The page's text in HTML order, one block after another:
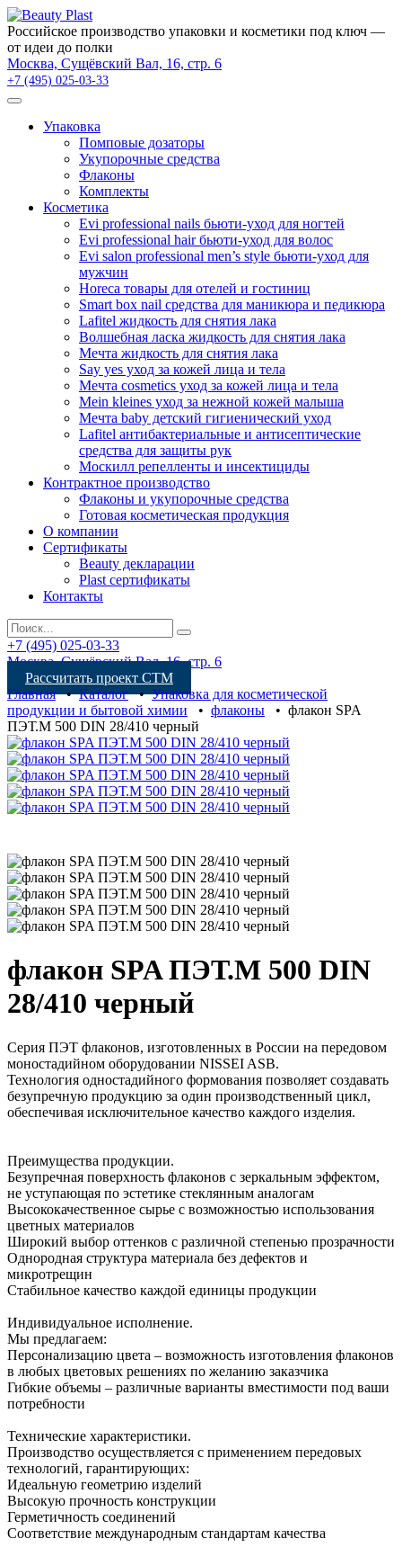
Российское производство упаковки и косметики под ключ —
от идеи до полки
Москва, Сущёвский Вал, 16, стр. 6
+7 (495) 025-03-33
Упаковка
Помповые дозаторы
Укупорочные средства
Флаконы
Комплекты
Косметика
Evi professional nails бьюти-уход для ногтей
Evi professional hair бьюти-уход для волос
Evi salon professional men’s style бьюти-уход для
мужчин
Horeca товары для отелей и гостиниц
Smart box nail средства для маникюра и педикюра
Lafitel жидкость для снятия лака
Волшебная ласка жидкость для снятия лака
Мечта жидкость для снятия лака
Say yes уход за кожей лица и тела
Мечта cosmetics уход за кожей лица и тела
Mein kleines уход за нежной кожей малыша
Мечта baby детский гигиенический уход
Lafitel антибактериальные и антисептические
средства для защиты рук
Москилл репелленты и инсектициды
Контрактное производство
Флаконы и укупорочные средства
Готовая косметическая продукция
О компании
Сертификаты
Beauty декларации
Plast сертификаты
Контакты
+7 (495) 025-03-33
Москва, Сущёвский Вал, 16, стр. 6
Рассчитать проект СТМ
Главная•Каталог•Упаковка для косметической
продукции и бытовой химии • флаконы • флакон SPA
ПЭТ.М 500 DIN 28/410 черный
флакон SPA ПЭТ.М 500 DIN
28/410 черный
Серия ПЭТ флаконов, изготовленных в России на передовом
моностадийном оборудовании NISSEI ASB.
Технология одностадийного формования позволяет создавать
безупречную продукцию за один производственный цикл,
обеспечивая исключительное качество каждого изделия.
Преимущества продукции.
Безупречная поверхность флаконов с зеркальным эффектом,
не уступающая по эстетике стеклянным аналогам
Высококачественное сырье с возможностью использования
цветных материалов
Широкий выбор оттенков с различной степенью прозрачности
Однородная структура материала без дефектов и
микротрещин
Стабильное качество каждой единицы продукции
Индивидуальное исполнение.
Мы предлагаем:
Персонализацию цвета – возможность изготовления флаконов
в любых цветовых решениях по желанию заказчика
Гибкие объемы – различные варианты вместимости под ваши
потребности
Технические характеристики.
Производство осуществляется с применением передовых
технологий, гарантирующих:
Идеальную геометрию изделий
Высокую прочность конструкции
Герметичность соединений
Соответствие международным стандартам качества
×